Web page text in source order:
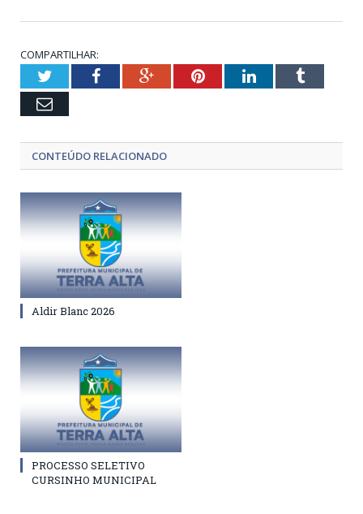
COMPARTILHAR:
TwitterFacebookGoogle+PinterestLinkedInTumblr
Email
CONTEÚDO RELACIONADO
Aldir Blanc 2026
PROCESSO SELETIVO
CURSINHO MUNICIPAL